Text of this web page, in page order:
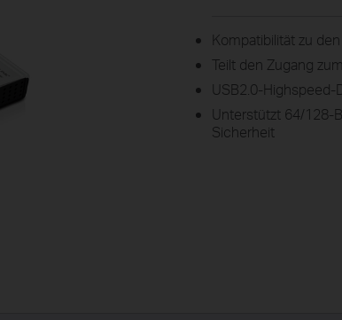
Kompatibilität zu
Teilt den Zugang
USB2.0-
Unterstützt 64/128-
Sicherheit